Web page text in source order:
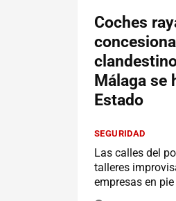
Coches
Málaga se
Estado
SEGURIDAD
Las calles del
talleres
empresas en